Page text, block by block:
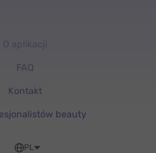
O aplikacji
FAQ
Kontakt
beauty
PL